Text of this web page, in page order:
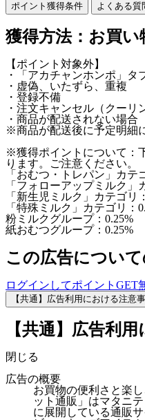
ポイント獲得条件 よくある質
獲得方法：お買い
【ポイント対象外】
・「アカチャンホンポ」タ
・虚偽、いたずら、重複
・登録不備
・注文キャンセル（クーリ
・商品が配送されない場合
※商品が配送後に予定明細
※獲得ポイントについて：
ります。ご注意ください。
「おむつ・トレパン」カテ
「フォローアップミルク」
「新生児ミルク」カテゴリ
「特殊ミルク」カテゴリ：
粉ミルクグループ：0.25%
紙おむつグループ：0.25%
この広告につい
ログインしてポイントGET
【共通】広告利用における注意
【共通】広告利
閉じる
広告の概要
お買物の便利さと楽
ット通販」はマタニ
に展開している通販